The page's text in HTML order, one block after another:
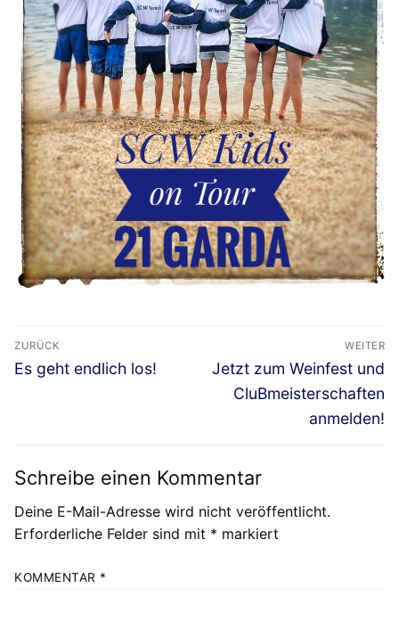
Beitragsnavigation
ZURÜCK
Vorheriger
Es geht endlich los!
WEITER
Nächster
Beitrag:
Jetzt zum Weinfest und
CluBmeisterschaften
anmelden!
Schreibe einen Kommentar
Deine E-Mail-Adresse wird nicht veröffentlicht.
Erforderliche Felder sind mit * markiert
KOMMENTAR *